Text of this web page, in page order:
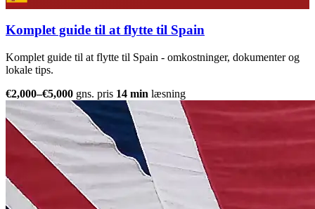
Komplet guide til at flytte til Spain
Komplet guide til at flytte til Spain - omkostninger, dokumenter og
lokale tips.
€2,000–€5,000 gns. pris 14 min læsning